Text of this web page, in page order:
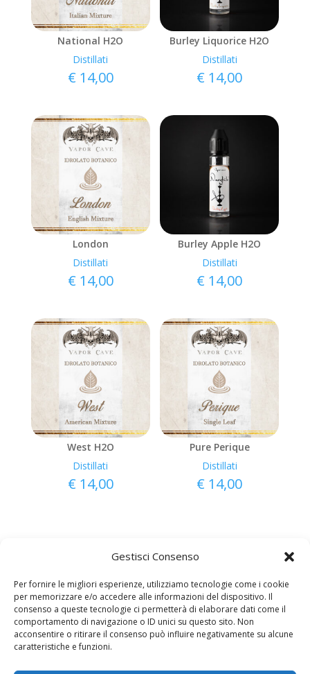
Gestisci Consenso
Per fornire le migliori esperienze, utilizziamo tecnologie come i cookie
per memorizzare e/o accedere alle informazioni del dispositivo. Il
consenso a queste tecnologie ci permetterà di elaborare dati come il
comportamento di navigazione o ID unici su questo sito. Non
acconsentire o ritirare il consenso può influire negativamente su alcune
caratteristiche e funzioni.
National H2O
Distillati
€ 14,00
Burley Liquorice H2O
Distillati
€ 14,00
London
Distillati
€ 14,00
Burley Apple H2O
Distillati
€ 14,00
West H2O
Distillati
€ 14,00
Pure Perique
Distillati
€ 14,00
Copyright © AromiEstratti.it